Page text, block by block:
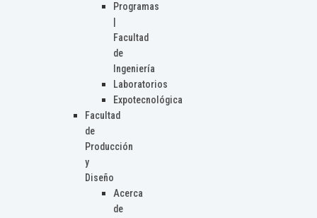
Programas
Facultad
de
Ingeniería
Laboratorios
Expotecnológica
Facultad
de
Producción
y
Diseño
Acerca
de